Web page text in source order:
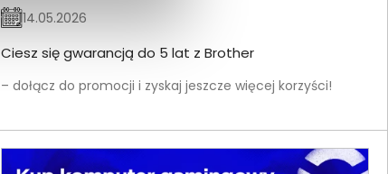
14.05.2026
Ciesz się gwarancją do 5 lat z Brother
– dołącz do promocji i zyskaj jeszcze więcej korzyści!